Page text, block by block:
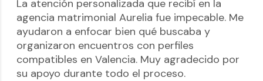
La atención personalizada que recibí en la
agencia matrimonial Aurelia fue impecable. Me
ayudaron a enfocar bien qué buscaba y
organizaron encuentros con perfiles
compatibles en Valencia. Muy agradecido por
su apoyo durante todo el proceso.